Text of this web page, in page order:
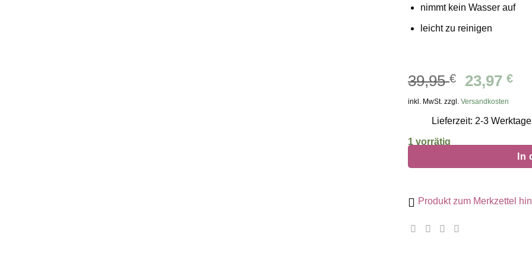
nimmt kein Wasser auf
leicht zu reinigen
39,95€
Preis
39,95 €
23,97 €
inkl. MwSt. zzgl. Versandkosten
Lieferzeit: 2-3 Werktage
1 vorrätig
In
Produkt zum Merkzettel